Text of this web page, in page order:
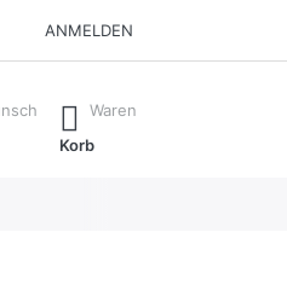
ANMELDEN
Sie die Eingabetaste, um alle
Waren
Korb